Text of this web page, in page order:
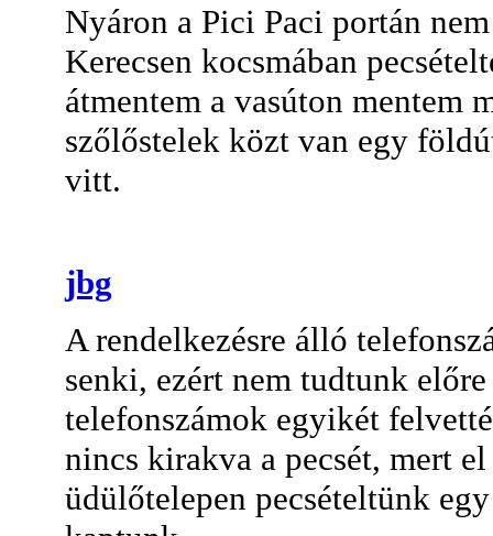
Nyáron a Pici Paci portán
Kerecsen kocsmában
átmentem a vasúton mentem
szőlőstelek közt van egy
vitt.
jbg
A rendelkezésre álló
senki, ezért nem tudtunk
telefonszámok egyikét
nincs kirakva a pecsét, mert
üdülőtelepen pecsételtünk